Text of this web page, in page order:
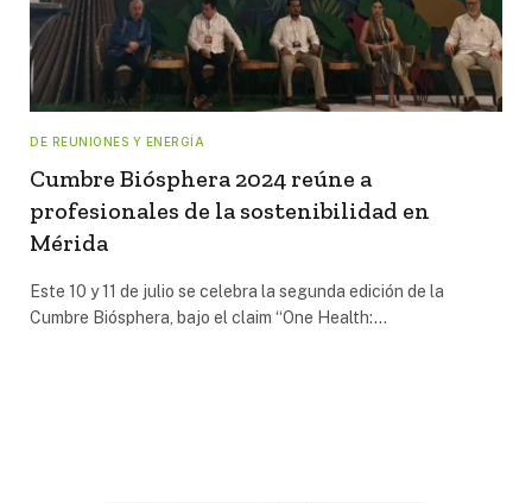
DE REUNIONES Y ENERGÍA
Cumbre Biósphera 2024 reúne a
profesionales de la sostenibilidad en
Mérida
Este 10 y 11 de julio se celebra la segunda edición de la
Cumbre Biósphera, bajo el claim “One Health:…